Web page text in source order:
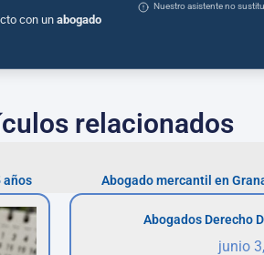
con un abogado
Nuestro asistente no
relacionados
años
Abogado mercantil en
Abogados Derecho
junio